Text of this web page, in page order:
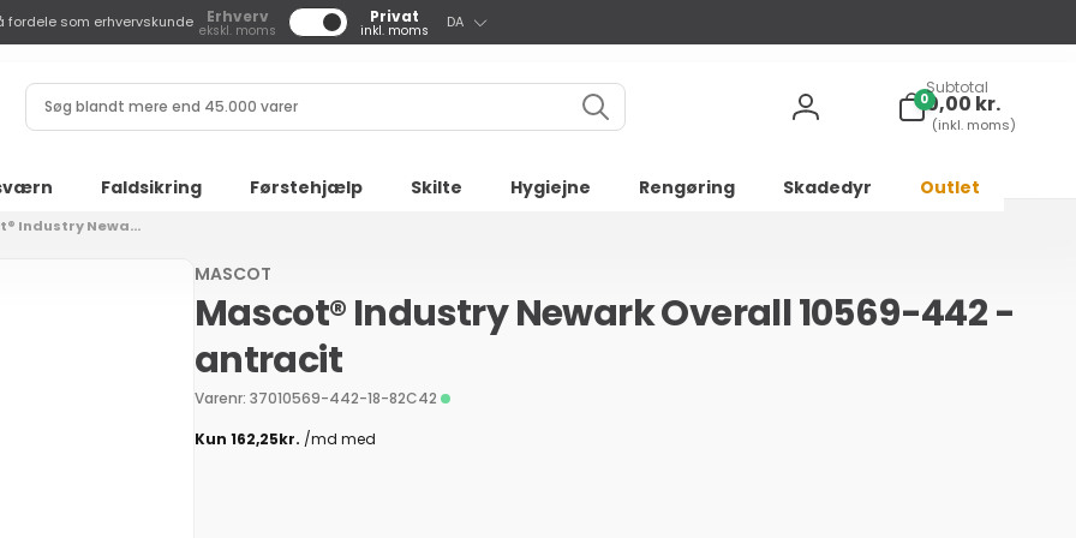
fordele som erhvervskunde Erhverv
ekskl. moms
Privat
inkl. moms
p
g
DA
Søg
blandt
end
45.000
Log
0
varer
Subtotal
0,00 kr.
(inkl. moms)
Faldsikring Førstehjælp Skilte Hygiejne Rengøring Skadedyr Outlet
Industry Newa...
MASCOT
Mascot® Industry Newark Overall 10569-442 -
antracit
Varenr: 37010569-442-18-82C42